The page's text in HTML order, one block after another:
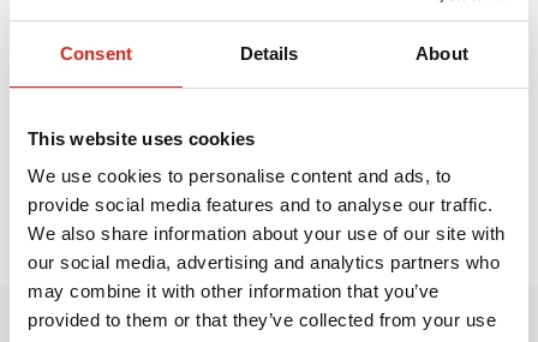
Consent Details About
This website uses cookies
We use cookies to personalise content and ads, to
provide social media features and to analyse our traffic.
We also share information about your use of our site with
our social media, advertising and analytics partners who
may combine it with other information that you’ve
provided to them or that they’ve collected from your use
info@primekss.com
Näytä kartalla
"Jauntrenci", Eimuri,
Adazu nov., LV - 2164,
Latvia